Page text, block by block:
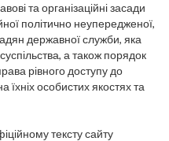
та організаційні засади
політично неупередженої,
державної служби, яка
а також порядок
рівного доступу до
особистих якостях та
тексту сайту